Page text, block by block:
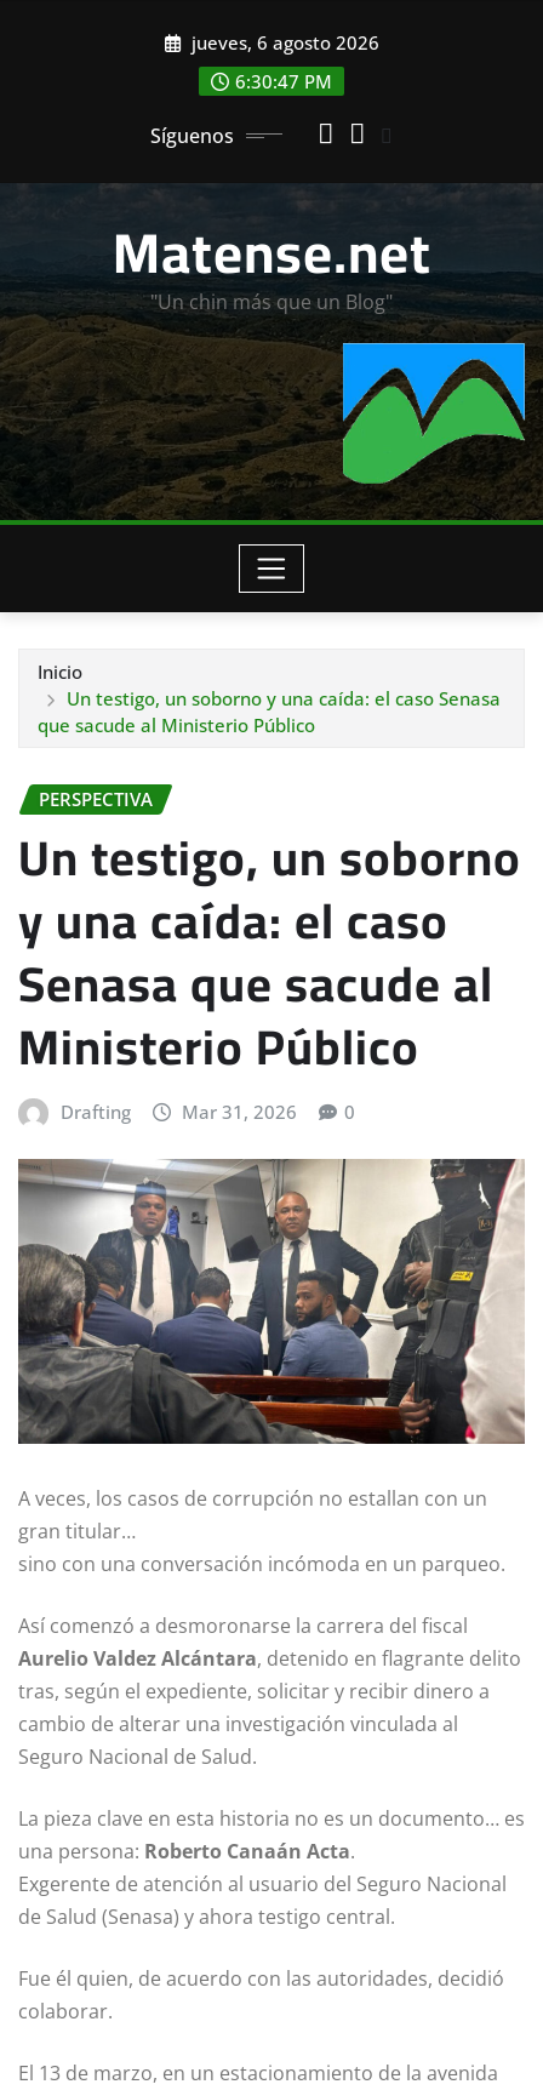
jueves, 6 agosto 2026
6:30:48 PM
Síguenos
Matense.net
"Un chin más que un Blog"
Inicio
Un testigo, un soborno y una caída: el caso Senasa
que sacude al Ministerio Público
PERSPECTIVA
Un testigo, un soborno
y una caída: el caso
Senasa que sacude al
Ministerio Público
Drafting Mar 31, 2026 0
A veces, los casos de corrupción no estallan con un
gran titular…
sino con una conversación incómoda en un parqueo.
Así comenzó a desmoronarse la carrera del fiscal
Aurelio Valdez Alcántara, detenido en flagrante delito
tras, según el expediente, solicitar y recibir dinero a
cambio de alterar una investigación vinculada al
Seguro Nacional de Salud.
La pieza clave en esta historia no es un documento… es
una persona: Roberto Canaán Acta.
Exgerente de atención al usuario del Seguro Nacional
de Salud (Senasa) y ahora testigo central.
Fue él quien, de acuerdo con las autoridades, decidió
colaborar.
El 13 de marzo, en un estacionamiento de la avenida